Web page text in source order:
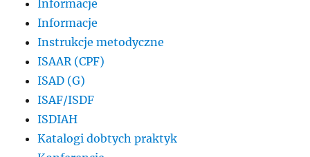
Informacje
Informacje
Instrukcje metodyczne
ISAAR (CPF)
ISAD (G)
ISAF/ISDF
ISDIAH
Katalogi dobtych praktyk